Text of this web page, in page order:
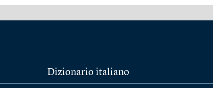
Dizionario italiano